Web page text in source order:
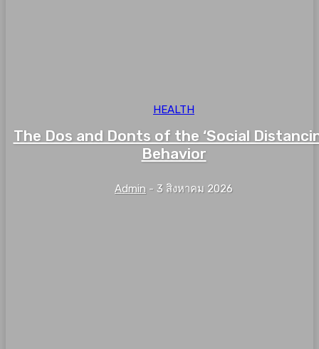
HEALTH
The Dos and Donts of the ‘Social
Behavior
Admin - 3 สิงหาคม 2026